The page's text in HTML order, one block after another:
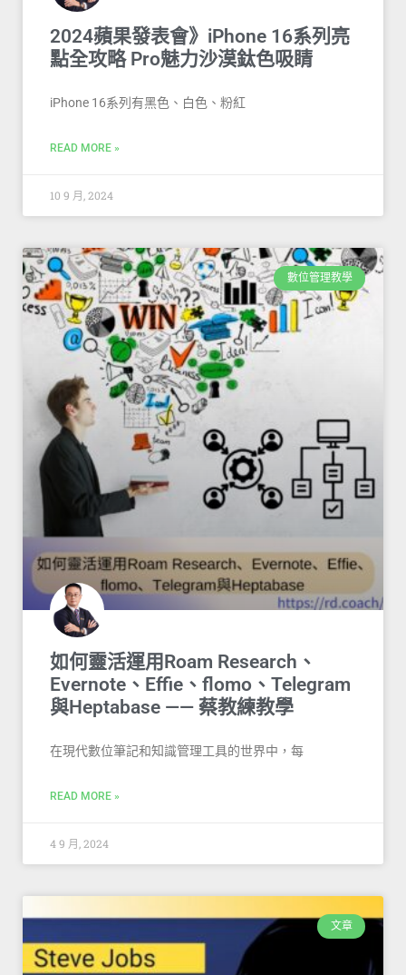
2024蘋果發表會》iPhone 16系列亮
點全攻略 Pro魅力沙漠鈦色吸睛
iPhone 16系列有黑色、白色、粉紅
READ MORE »
10 9 月, 2024
數位管理教學
如何靈活運用Roam Research、
Evernote、Effie、flomo、Telegram
與Heptabase —— 蔡教練教學
在現代數位筆記和知識管理工具的世界中，每
READ MORE »
4 9 月, 2024
文章